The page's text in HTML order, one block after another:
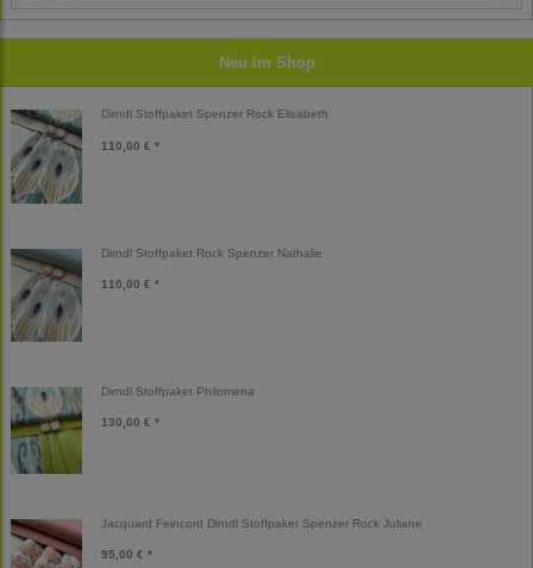
Neu im Shop
Dirndl Stoffpaket Spenzer Rock Elisabeth
110,00 € *
Dirndl Stoffpaket Rock Spenzer Nathalie
110,00 € *
Dirndl Stoffpaket Philomena
130,00 € *
Jacquard Feincord Dirndl Stoffpaket Spenzer Rock Juliane
95,00 € *